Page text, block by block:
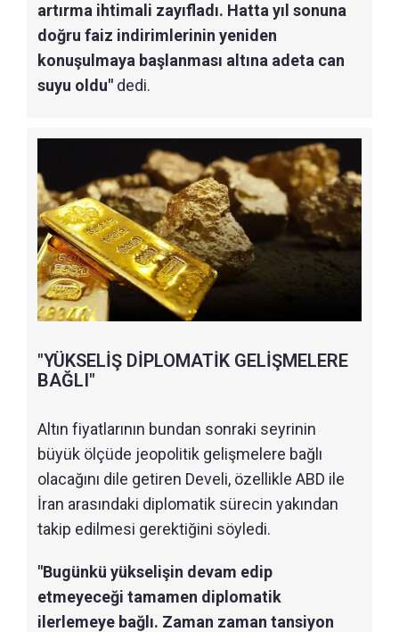
artırma ihtimali zayıfladı. Hatta yıl sonuna
doğru faiz indirimlerinin yeniden
konuşulmaya başlanması altına adeta can
suyu oldu" dedi.
"YÜKSELİŞ DİPLOMATİK GELİŞMELERE
BAĞLI"
Altın fiyatlarının bundan sonraki seyrinin
büyük ölçüde jeopolitik gelişmelere bağlı
olacağını dile getiren Develi, özellikle ABD ile
İran arasındaki diplomatik sürecin yakından
takip edilmesi gerektiğini söyledi.
"Bugünkü yükselişin devam edip
etmeyeceği tamamen diplomatik
ilerlemeye bağlı. Zaman zaman tansiyon